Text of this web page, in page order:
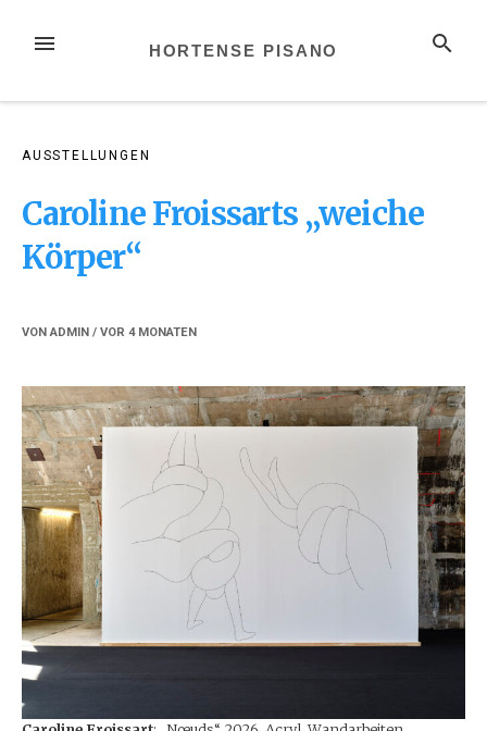
InhaltMENÜ SUCHE
HORTENSE PISANO
AUSSTELLUNGEN
Caroline Froissarts „weiche
Körper“
VONADMIN / VOR 4 MONATEN